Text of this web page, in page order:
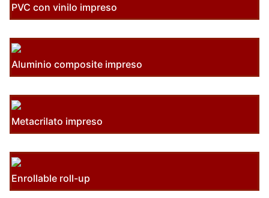
PVC con vinilo impreso
Aluminio composite impreso
Metacrilato impreso
Enrollable roll-up